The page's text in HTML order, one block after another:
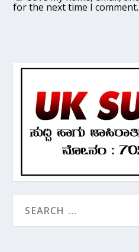
for the next time I comment.